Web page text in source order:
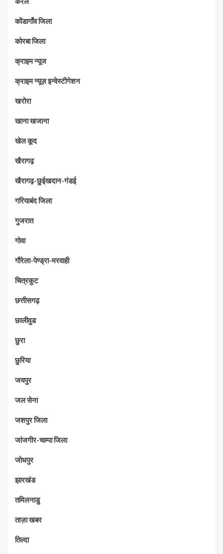
कोंडागाँव जिला
कोरबा जिला
क्राइम न्यूज
क्राइम न्यूज़ इन्वेस्टीगेशन
खरोरा
खाना खजाना
खेल कूद
खैरागढ़
खैरागढ़-छुईखदान-गंडई
गरियाबंद जिला
गुजरात
गोवा
गौरेला-पेण्ड्रा-मरवाही
चित्रकुट
छत्तीसगढ़
छालीवुड
छुरा
छुरिया
जयपुर
जल सेना
जशपुर जिला
जांजगीर-चाम्पा जिला
जोधपुर
झारखंड
तमिलनाडु
ताज़ा खबर
तिल्दा